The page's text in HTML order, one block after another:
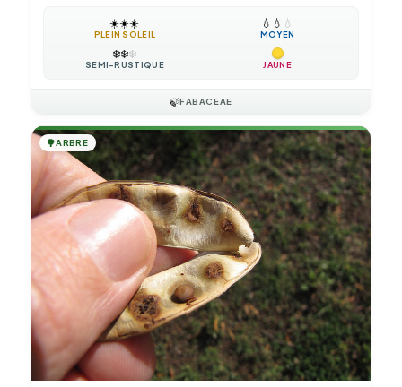
☀️☀️☀️
PLEIN SOLEIL
💧 💧 💧
MOYEN
❄️❄️❄️
SEMI-RUSTIQUE JAUNE
🍃FABACEAE
🌳ARBRE